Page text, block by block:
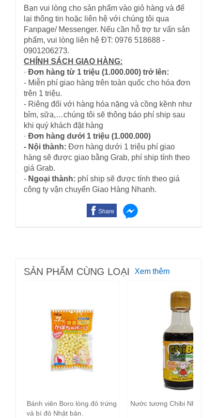
Bạn vui lòng cho sản phẩm vào giỏ hàng và để
lại thông tin hoặc liên hệ với chúng tôi qua
Fanpage/ Messenger. Nếu cần hỗ trợ tư vấn sản
phẩm, vui lòng liên hệ ĐT: 0976 518688 -
0901206273.
CHÍNH SÁCH GIAO HÀNG:
· Đơn hàng từ 1 triệu (1.000.000) trở lên:
- Miễn phí giao hàng trên toàn quốc cho hóa đơn
trên 1 triệu.
- Riêng đối với hàng hóa nặng và cồng kềnh như
bỉm, sữa,…chúng tôi sẽ thông báo phí ship sau
khi quý khách đặt hàng
· Đơn hàng dưới 1 triệu (1.000.000)
- Nội thành: Đơn hàng dưới 1 triệu phí giao
hàng sẽ được giao bằng Grab, phí ship tính theo
giá Grab.
- Ngoại thành: phí ship sẽ được tính theo giá
công ty vận chuyển Giao Hàng Nhanh.
Share
SẢN PHẨM CÙNG LOẠI Xem thêm
Bánh viên Boro lòng đỏ trứng
và bí đỏ Nhật bản.
Nước tương Chibi Nhật Bản